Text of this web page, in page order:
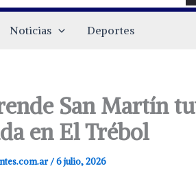
Noticias Deportes
San Martín
en El Trébol
/6 julio, 2026